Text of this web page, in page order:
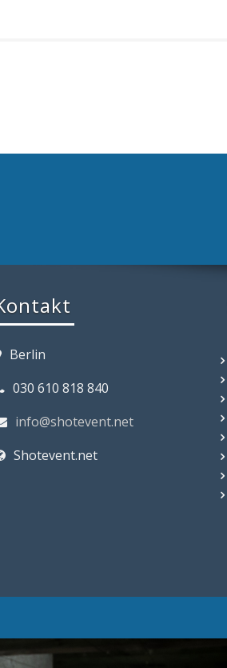
Berlin
030 610 818 840
info@shotevent.net
Shotevent.net